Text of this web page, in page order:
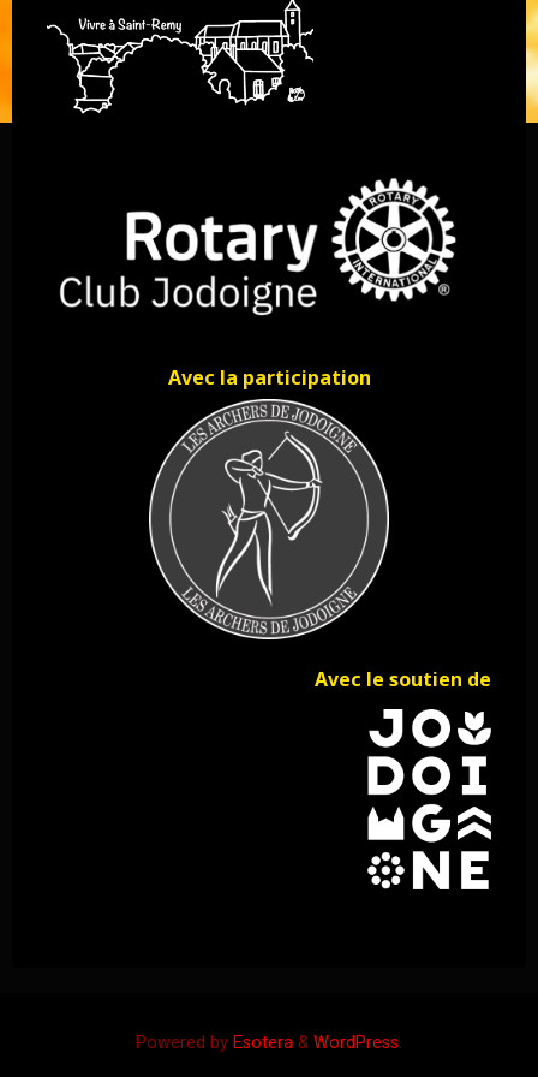
Avec la participation
Avec le soutien de
Powered by Esotera & WordPress.